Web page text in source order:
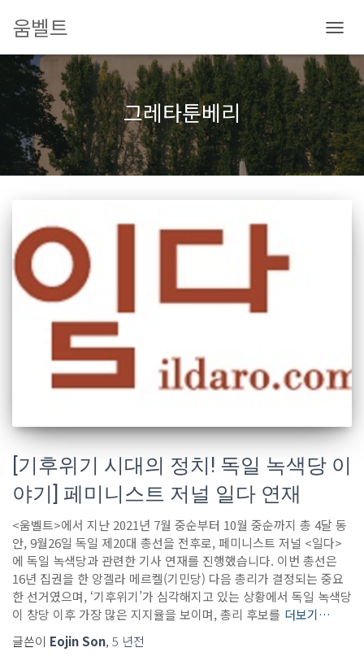
움벨트
비
게
이
션
토
글
그레타툰베리
[기후위기 시대의 정치! 독일 녹색당 이
야기] 페미니스트 저널 일다 연재
<움벨트>에서 지난 2021년 7월 중순부터 10월 중순까지 총 4달 동
안, 9월26일 독일 제20대 총선을 전후로, 페미니스트 저널 <일다>
에 독일 녹색당과 관련한 기사 연재를 진행했습니다. 이번 총선은
16년 집권을 한 앙겔라 메르켈(기민당) 다음 총리가 결정되는 중요
한 선거였으며, ‘기후위기’가 심각해지고 있는 상황에서 독일 녹색당
이 창당 이후 가장 많은 지지율을 보이며, 총리 후보를 더보기…
글쓴이 Eojin Son, 5 년전